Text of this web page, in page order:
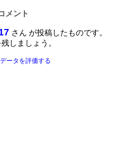
メント
さん が投稿したものです。
残しましょう。
ータを評価する